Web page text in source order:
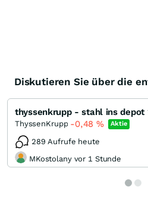
Diskutieren Sie über die
thyssenkrupp - stahl ins depot
ThyssenKrupp -0,48 % Aktie
289 Aufrufe heute
MKostolany vor 1 Stunde